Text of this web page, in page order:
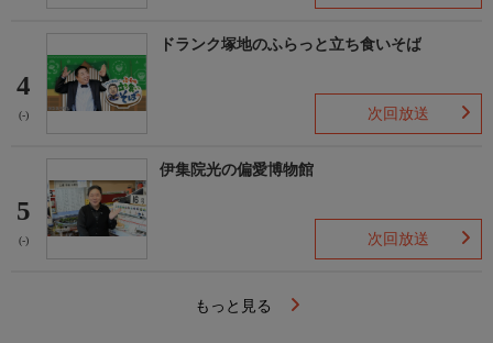
4
(-)
ドランク塚地のふらっと立ち食いそば
次回放送
5
(-)
伊集院光の偏愛博物館
次回放送
もっと見る